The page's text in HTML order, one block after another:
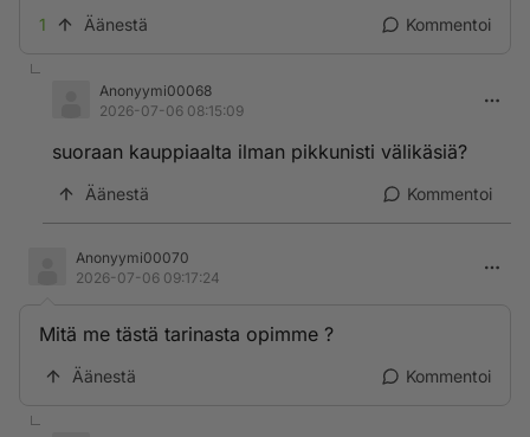
1 Äänestä Kommentoi
Anonyymi00068
2026-07-06 08:15:09
suoraan kauppiaalta ilman pikkunisti välikäsiä?
Äänestä Kommentoi
Anonyymi00070
2026-07-06 09:17:24
Mitä me tästä tarinasta opimme ?
Äänestä Kommentoi